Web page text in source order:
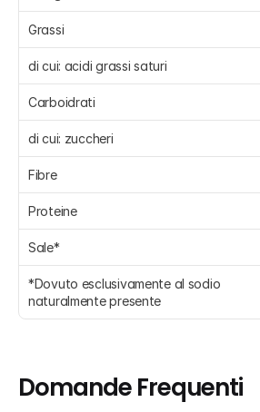
Grassi
di cui: acidi grassi saturi
Carboidrati
di cui: zuccheri
Fibre
Proteine
Sale*
*Dovuto esclusivamente al sodio
naturalmente presente
Domande Frequenti